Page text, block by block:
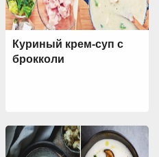
Куриный крем-суп с
брокколи